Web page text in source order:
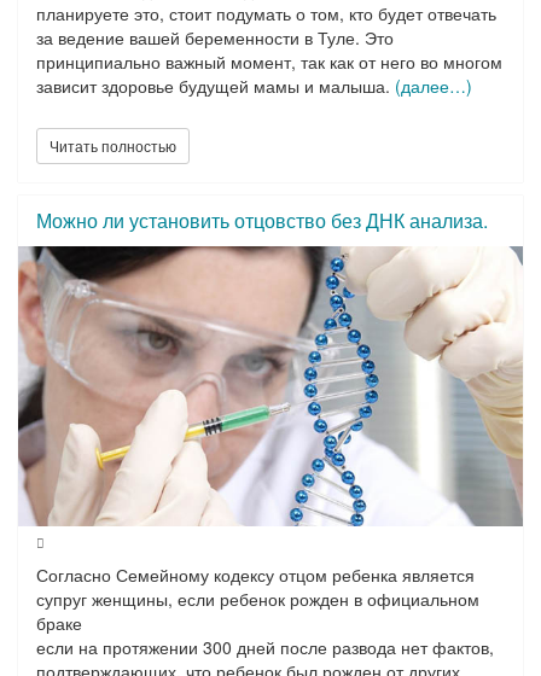
примеру, есть вопросы по планированию беременности,
не стесняйтесь! Скорей записывайтесь наконсультацию
к гинекологу в Туле
в медицинский центр«Бономед».
Наши компетентные, деликатные специалисты с
удовольствием помогут Вам решить любую систему и
сделают все возможное, чтобы как можно скорее вернуть
Вам женское здоровье и счастье!
НАШИ КОНТАКТЫ
планируете это, стоит подумать о том, кто будет отвечать
за ведение вашей беременности в Туле. Это
принципиально важный момент, так как от него во многом
зависит здоровье будущей мамы и малыша. (далее…)
Читать полностью
Можно ли установить отцовство без ДНК анализа.
Согласно Семейному кодексу отцом ребенка является
супруг женщины, если ребенок рожден в официальном
браке
если на протяжении 300 дней после развода нет фактов,